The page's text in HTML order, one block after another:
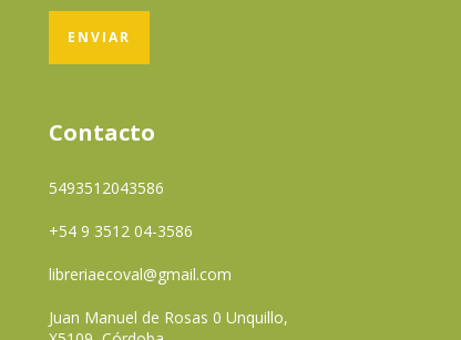
Contacto
5493512043586
+54 9 3512 04-3586
libreriaecoval@gmail.com
Juan Manuel de Rosas 0 Unquillo,